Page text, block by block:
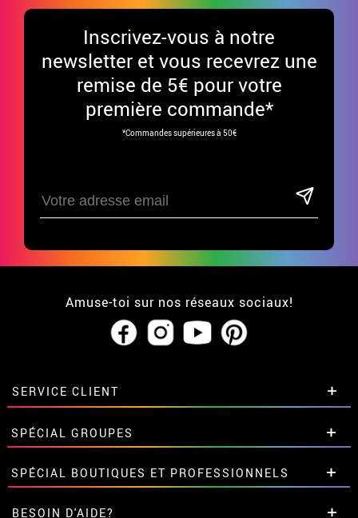
Inscrivez-vous à notre
newsletter et vous recevrez une
remise de 5€ pour votre
première commande*
*Commandes supérieures à 50€
Amuse-toi sur nos réseaux sociaux!
SERVICE CLIENT
• Qui sommes-nous?
• CGV
• Mentions légaleset Proteccion des données
• Soutien
• Loi des Cookies
SPÉCIAL GROUPES
Remises spéciales pour groupes et
grandes commandes.
Contactez-nous ici
SPÉCIAL BOUTIQUES ET PROFESSIONNELS
Remises spéciales pour groupes et
BESOIN D'AIDE?